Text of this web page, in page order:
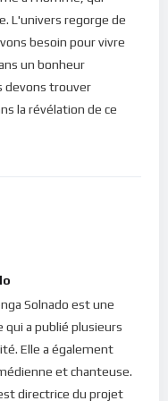
veut forcer le destin; il
et pour cela, il est
Le sacrifice qui
David (Psaume 50-18-
: “Dieu est Esprit, et il
esprit et en vérité.”
revoir nos modes de
L'univers regorge de
besoin pour vivre
un bonheur
devons trouver
la révélation de ce
Solnado est une
qui a publié plusieurs
Elle a également
et chanteuse.
directrice du projet